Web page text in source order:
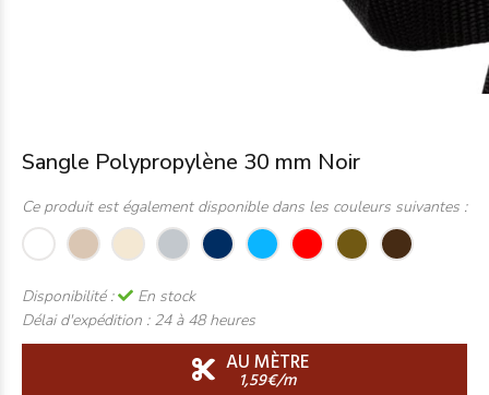
Sangle Polypropylène 30 mm Noir
Ce produit est également disponible dans les couleurs suivantes :
Disponibilité :
En stock
Délai d'expédition : 24 à 48 heures
AU MÈTRE
1,59€/m